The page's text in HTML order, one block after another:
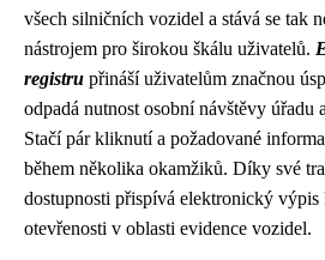
všech silničních vozidel a stává se tak
nástrojem pro širokou škálu uživatelů.
registru přináší uživatelům značnou
odpadá nutnost osobní návštěvy úřadu
Stačí pár kliknutí a požadované
během několika okamžiků. Díky své
dostupnosti přispívá elektronický
otevřenosti v oblasti evidence vozidel.